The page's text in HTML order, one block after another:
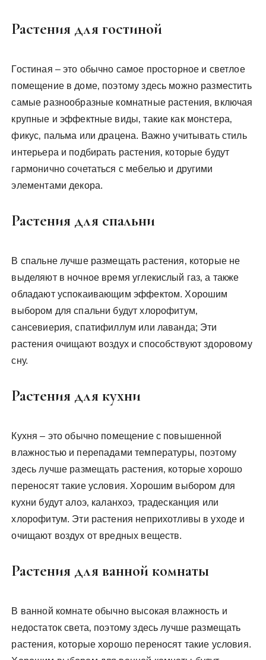
Растения для гостиной
Гостиная – это обычно самое просторное и светлое
помещение в доме‚ поэтому здесь можно разместить
самые разнообразные комнатные растения‚ включая
крупные и эффектные виды‚ такие как монстера‚
фикус‚ пальма или драцена. Важно учитывать стиль
интерьера и подбирать растения‚ которые будут
гармонично сочетаться с мебелью и другими
элементами декора.
Растения для спальни
В спальне лучше размещать растения‚ которые не
выделяют в ночное время углекислый газ‚ а также
обладают успокаивающим эффектом. Хорошим
выбором для спальни будут хлорофитум‚
сансевиерия‚ спатифиллум или лаванда; Эти
растения очищают воздух и способствуют здоровому
сну.
Растения для кухни
Кухня – это обычно помещение с повышенной
влажностью и перепадами температуры‚ поэтому
здесь лучше размещать растения‚ которые хорошо
переносят такие условия. Хорошим выбором для
кухни будут алоэ‚ каланхоэ‚ традесканция или
хлорофитум. Эти растения неприхотливы в уходе и
очищают воздух от вредных веществ.
Растения для ванной комнаты
В ванной комнате обычно высокая влажность и
недостаток света‚ поэтому здесь лучше размещать
растения‚ которые хорошо переносят такие условия.